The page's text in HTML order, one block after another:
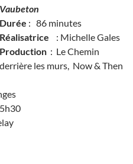
Vaubeton
Durée : 86 minutes
Réalisatrice
: Michelle Gales
Production : Le Chemin
derrière les murs, Now & Then